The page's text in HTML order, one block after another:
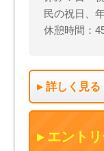
民の祝日、
休憩時間：
詳しく見る
エント